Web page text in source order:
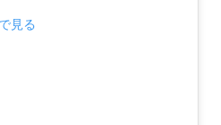
見る